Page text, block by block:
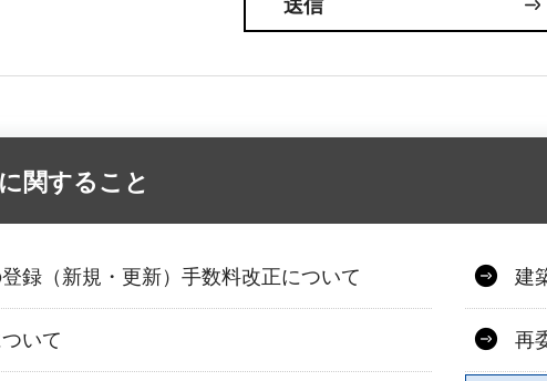
関すること
録（新規・更新）手数料改正について 建
いて 再